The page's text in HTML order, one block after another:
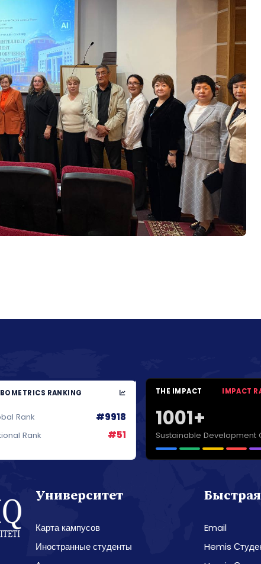
RANKING
Rank #9918
Rank #51
THE IMPACT IMPACT
1001+
Sustainable Development
Университет
Карта кампусов
Иностранные студенты
Email
Hemis